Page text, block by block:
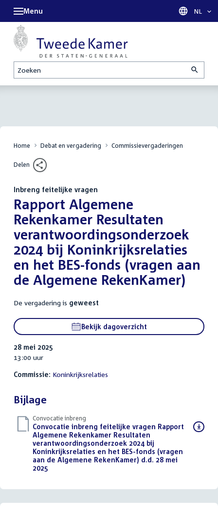
Zoeken
Menu Taal
NL
Home Debat en vergadering Commissievergaderingen
Delen
Inbreng feitelijke vragen
:Rapport Algemene
Rekenkamer Resultaten
verantwoordingsonderzoek
2024 bij Koninkrijksrelaties
en het BES-fonds (vragen aan
de Algemene RekenKamer)
De vergadering is geweest
Bekijk dagoverzicht
28 mei 2025
13:00 uur
Commissie: Koninkrijksrelaties
Bijlage
Convocatie inbreng
Download
bestand:
Convocatie inbreng feitelijke vragen Rapport
Algemene Rekenkamer Resultaten
verantwoordingsonderzoek 2024 bij
Koninkrijksrelaties en het BES-fonds (vragen
aan de Algemene RekenKamer) d.d. 28 mei
2025